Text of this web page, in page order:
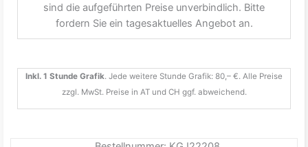
sind die aufgeführten Preise unverbindlich. Bitte
fordern Sie ein tagesaktuelles Angebot an.
Inkl. 1 Stunde Grafik. Jede weitere Stunde Grafik: 80,– €. Alle Preise
zzgl. MwSt. Preise in AT und CH ggf. abweichend.